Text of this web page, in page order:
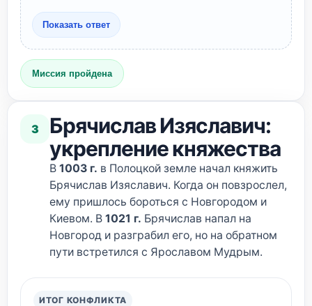
Показать ответ
Миссия пройдена
3
Брячислав Изяславич:
укрепление княжества
В 1003 г. в Полоцкой земле начал княжить
Брячислав Изяславич. Когда он повзрослел,
ему пришлось бороться с Новгородом и
Киевом. В 1021 г. Брячислав напал на
Новгород и разграбил его, но на обратном
пути встретился с Ярославом Мудрым.
ИТОГ КОНФЛИКТА